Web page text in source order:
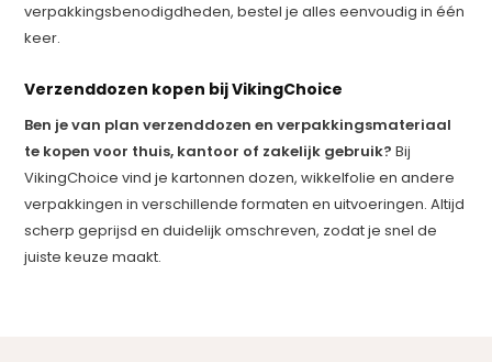
verpakkingsbenodigdheden, bestel je alles eenvoudig in één
keer.
Verzenddozen kopen bij VikingChoice
Ben je van plan verzenddozen en verpakkingsmateriaal
te kopen voor thuis, kantoor of zakelijk gebruik? Bij
VikingChoice vind je kartonnen dozen, wikkelfolie en andere
verpakkingen in verschillende formaten en uitvoeringen. Altijd
scherp geprijsd en duidelijk omschreven, zodat je snel de
juiste keuze maakt.